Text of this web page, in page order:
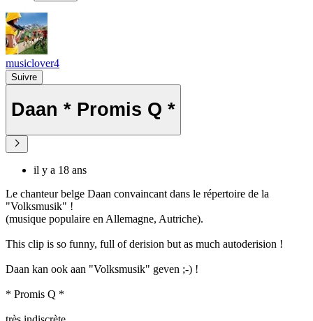
musiclover4
Suivre
Daan * Promis Q *
il y a 18 ans
Le chanteur belge Daan convaincant dans le répertoire de la
"Volksmusik" !
(musique populaire en Allemagne, Autriche).
This clip is so funny, full of derision but as much autoderision !
Daan kan ook aan "Volksmusik" geven ;-) !
* Promis Q *